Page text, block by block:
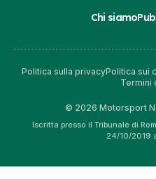
Chi siamo
Politica sulla privacyPolitica sui
Termini
© 2026 Motorsport
Iscritta presso il Tribunale di
24/10/2019